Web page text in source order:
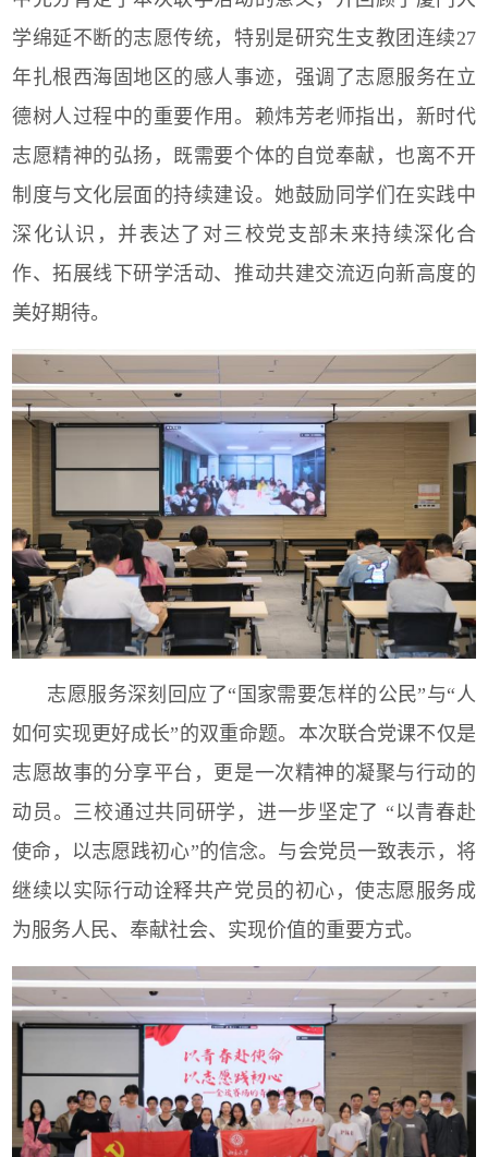
学绵延不断的志愿传统，特别是研究生支教团连续27
年扎根西海固地区的感人事迹，强调了志愿服务在立
德树人过程中的重要作用。赖炜芳老师指出，新时代
志愿精神的弘扬，既需要个体的自觉奉献，也离不开
制度与文化层面的持续建设。她鼓励同学们在实践中
深化认识，并表达了对三校党支部未来持续深化合
作、拓展线下研学活动、推动共建交流迈向新高度的
美好期待。
志愿服务深刻回应了“国家需要怎样的公民”与“人
如何实现更好成长”的双重命题。本次联合党课不仅是
志愿故事的分享平台，更是一次精神的凝聚与行动的
动员。三校通过共同研学，进一步坚定了 “以青春赴
使命，以志愿践初心”的信念。与会党员一致表示，将
继续以实际行动诠释共产党员的初心，使志愿服务成
为服务人民、奉献社会、实现价值的重要方式。